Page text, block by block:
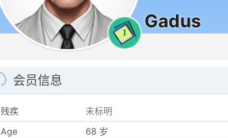
1
Gadus
会员信息
残疾
未标明
Age
68 岁